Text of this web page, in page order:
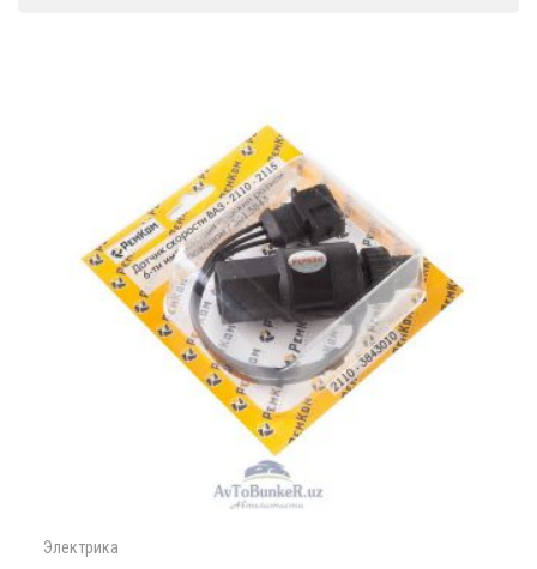
Электрика